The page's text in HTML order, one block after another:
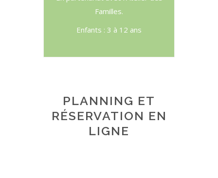
Familles.
Enfants : 3 à 12 ans
PLANNING ET
RÉSERVATION EN
LIGNE